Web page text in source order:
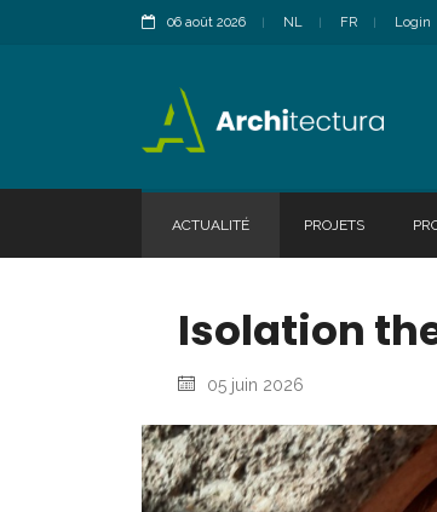
06 août 2026 NL FR Login
ACTUALITÉ PROJETS
Isolation
05 juin 2026